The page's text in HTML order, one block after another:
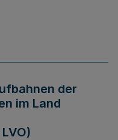
der
im Land